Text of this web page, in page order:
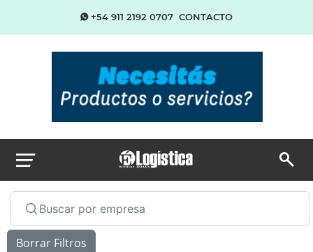
+54 911 2192 0707 CONTACTO